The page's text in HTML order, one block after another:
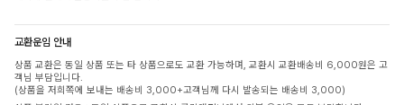
교환운임 안내
상품 교환은 동일 상품 또는 타 상품으로도 교환 가능하며, 교환시 교환배송비 6,000원은 고
객님 부담입니다.
(상품을 저희쪽에 보내는 배송비 3,000+고객님께 다시 발송되는 배송비 3,000)